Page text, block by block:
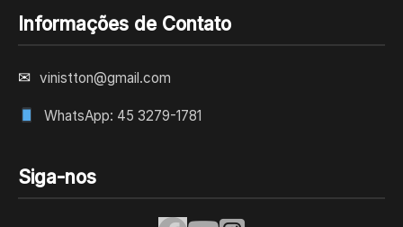
Informações de Contato
✉ vinistton@gmail.com
WhatsApp: 45 3279-1781
Siga-nos